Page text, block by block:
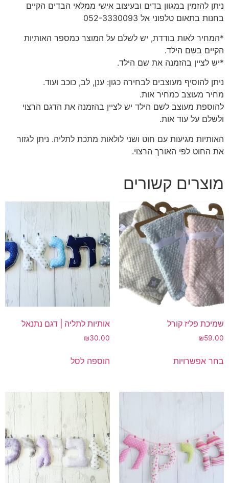
ניתן להזמין במגוון בדים ובעיצוב אישי ממלאי הבדים הקיים
בחנות בתאום טלפוני אל 052-3330093
*המחיר לאות בודדת, יש לשלם על המוצר כמספר האותיות
הקיים בשם הילד.
*יש לציין בהזמנה את שם הילד.
ניתן להוסיף מעוצבים לבחירה כגון: ענן, לב, כוכב ועוד.
מחיר מעוצב כמחיר אות.
להוספת מעוצב לשם הילד יש לציין בהזמנה את הדגם הרצוי
ולשלם על עוד אות.
האותיות מגיעות עם חוט ושני לולאות מתכת לתליה. ניתן לגזור
את החוט לפי האורך הרצוי.
מוצרים קשורים
שמיכת פליז קורל
₪59.00
בחר אפשרויותזה
האפשרויות
בעמוד
המוצר
אותיות לתליה | דגם נתנאל
₪30.00
הוספה לסל